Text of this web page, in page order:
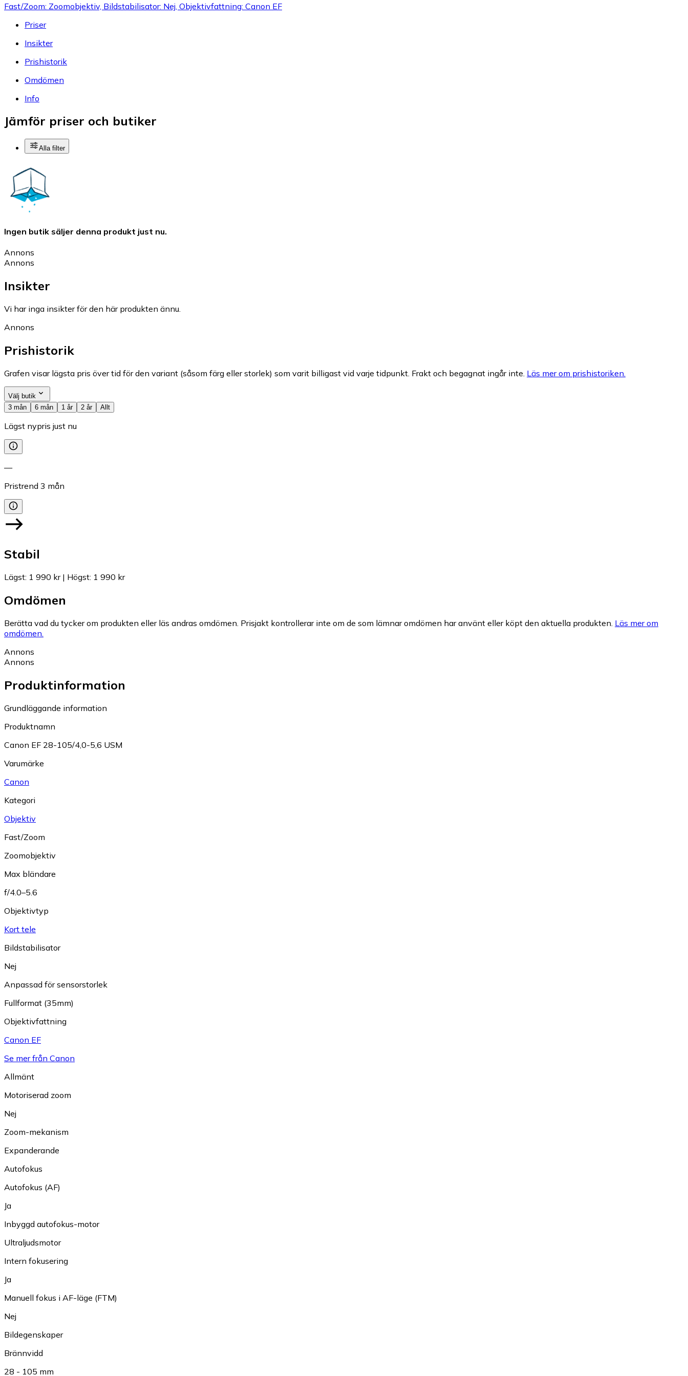
Fast/Zoom: Zoomobjektiv, Bildstabilisator: Nej, Objektivfattning: Canon EF
Priser
Insikter
Prishistorik
Omdömen
Info
Jämför priser och butiker
Alla filter
Ingen butik säljer denna produkt just nu.
Annons
Annons
Insikter
Vi har inga insikter för den här produkten ännu.
Annons
Prishistorik
Grafen visar lägsta pris över tid för den variant (såsom färg eller storlek) som varit billigast vid varje tidpunkt. Frakt och begagnat ingår inte. Läs mer om prishistoriken.
Välj butik
3 mån
6 mån 1 år 2 år Allt
Lägst nypris just nu
—
Pristrend 3 mån
Stabil
Lägst: 1 990 kr| Högst: 1 990 kr
Omdömen
Berätta vad du tycker om produkten eller läs andras omdömen. Prisjakt kontrollerar inte om de som lämnar omdömen har använt eller köpt den aktuella produkten. Läs mer om
omdömen.
Annons
Annons
Produktinformation
Grundläggande information
Produktnamn
Canon EF 28-105/4,0-5,6 USM
Varumärke
Canon
Kategori
Objektiv
Fast/Zoom
Zoomobjektiv
Max bländare
f/4.0–5.6
Objektivtyp
Kort tele
Bildstabilisator
Nej
Anpassad för sensorstorlek
Fullformat (35mm)
Objektivfattning
Canon EF
Se mer från Canon
Allmänt
Motoriserad zoom
Nej
Zoom-mekanism
Expanderande
Autofokus
Autofokus (AF)
Ja
Inbyggd autofokus-motor
Ultraljudsmotor
Intern fokusering
Ja
Manuell fokus i AF-läge (FTM)
Nej
Bildegenskaper
Brännvidd
28 - 105 mm